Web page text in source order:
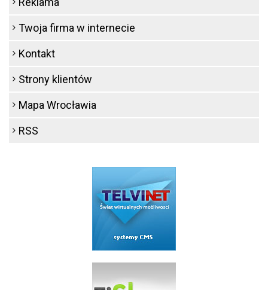
Twoja firma w internecie
Kontakt
Strony klientów
Mapa Wrocławia
RSS